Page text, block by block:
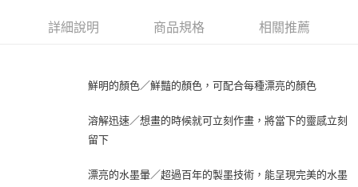
詳細說明 商品規格 相關推薦
鮮明的顏色／鮮豔的顏色，可配合每種漂亮的顏色
溶解迅速／想畫的時候就可立刻作畫，將當下的靈感立刻
留下
漂亮的水墨暈／超過百年的製墨技術，能呈現完美的水墨